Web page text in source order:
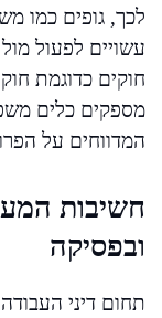
לכך, גופים כמו
עשויים לפעול
חוקים כדוגמת
מספקים כלים
המדווחים על
חשיבות
ובפסיקה
תחום דיני